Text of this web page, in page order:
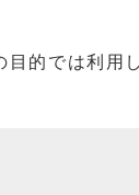
的では利用